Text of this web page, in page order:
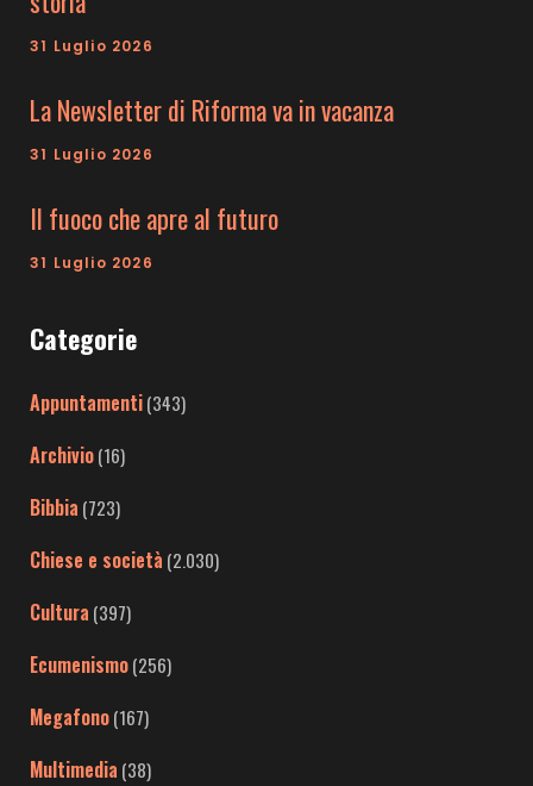
31 Luglio 2026
La Newsletter di Riforma va in vacanza
31 Luglio 2026
Il fuoco che apre al futuro
31 Luglio 2026
Categorie
Appuntamenti(343)
Archivio(16)
Bibbia (723)
Chiese e società (2.030)
Cultura (397)
Ecumenismo(256)
Megafono(167)
Multimedia (38)